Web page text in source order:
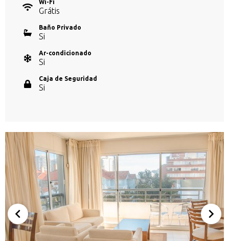
Wi-Fi
Grátis
Baño Privado
Si
Ar-condicionado
Si
Caja de Seguridad
Si